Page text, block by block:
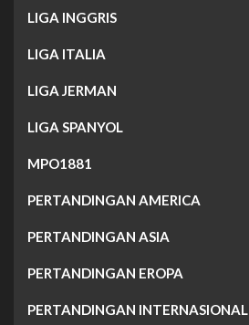
LIGA INGGRIS
LIGA ITALIA
LIGA JERMAN
LIGA SPANYOL
MPO1881
PERTANDINGAN AMERICA
PERTANDINGAN ASIA
PERTANDINGAN EROPA
PERTANDINGAN INTERNASIONAL